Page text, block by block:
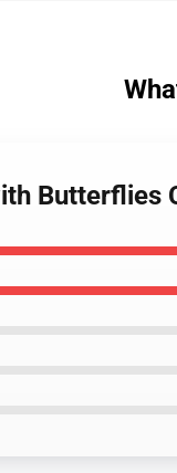
Butterflies